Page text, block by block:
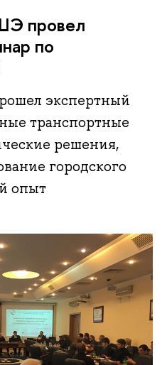
провел
по
экспертный
транспортные
решения,
городского
опыт